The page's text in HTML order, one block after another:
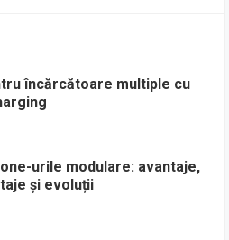
încărcătoare multiple cu
urile modulare: avantaje,
și evoluții